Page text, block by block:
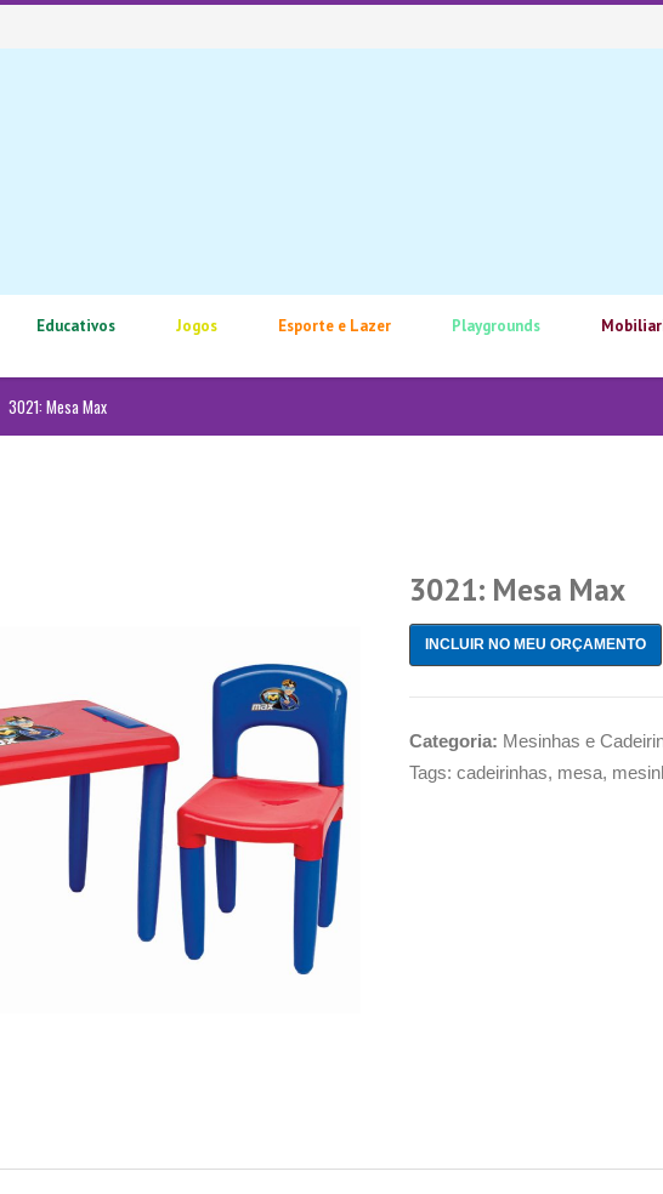
Educativos Jogos Esporte e Lazer Playgrounds
3021: Mesa Max
3021: Mesa Max
INCLUIR NO MEU ORÇAMENTO
Categoria: Mesinhas e
Tags: cadeirinhas, mesa,